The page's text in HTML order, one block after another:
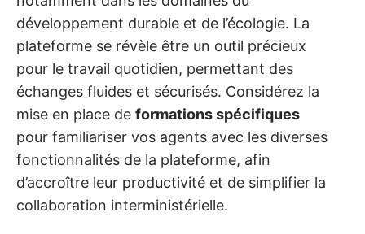
développement durable et de l’écologie. La
plateforme se révèle être un outil précieux
pour le travail quotidien, permettant des
échanges fluides et sécurisés. Considérez la
mise en place de formations spécifiques
pour familiariser vos agents avec les diverses
fonctionnalités de la plateforme, afin
d’accroître leur productivité et de simplifier la
collaboration interministérielle.